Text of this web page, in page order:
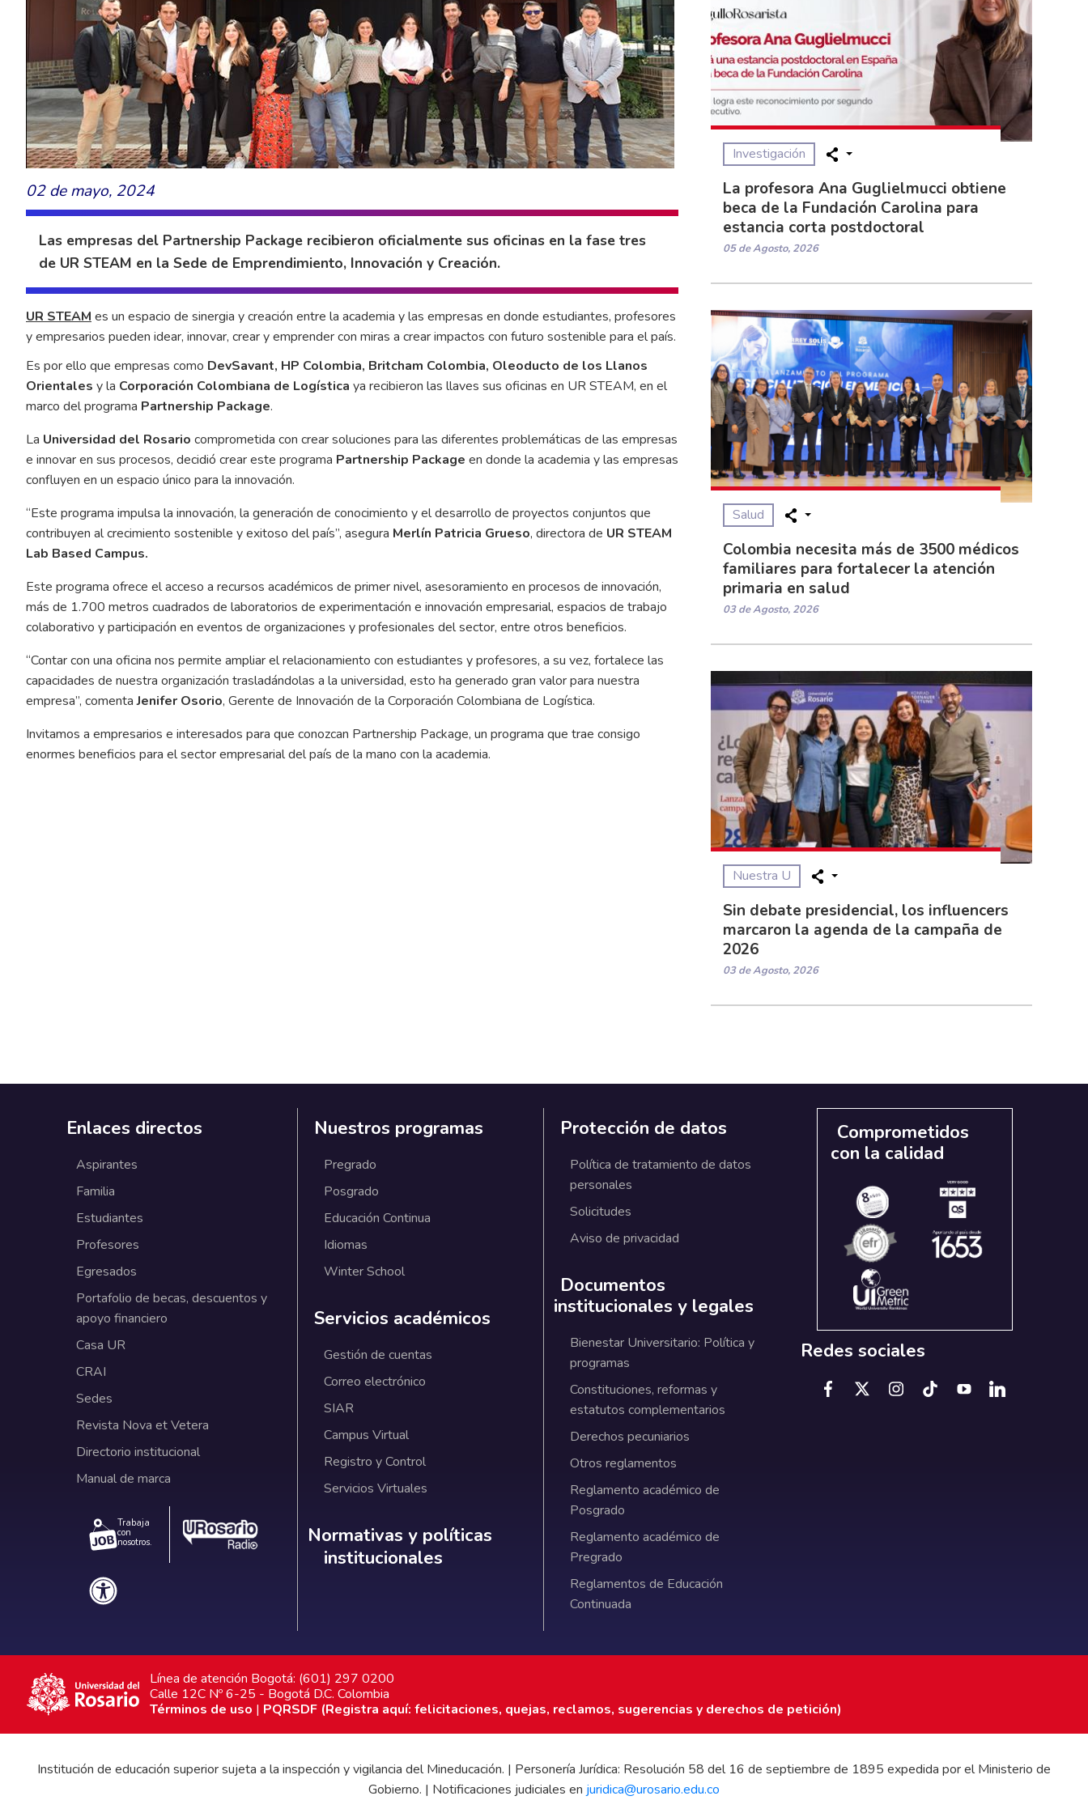
02 de mayo, 2024
Las empresas del Partnership Package recibieron oficialmente sus oficinas en la fase tres
de UR STEAM en la Sede de Emprendimiento, Innovación y Creación.
UR STEAM es un espacio de sinergia y creación entre la academia y las empresas en donde estudiantes, profesores
y empresarios pueden idear, innovar, crear y emprender con miras a crear impactos con futuro sostenible para el país.
Es por ello que empresas como DevSavant, HP Colombia, Britcham Colombia, Oleoducto de los Llanos
Orientales y la Corporación Colombiana de Logística ya recibieron las llaves sus oficinas en UR STEAM, en el
marco del programa Partnership Package.
La Universidad del Rosario comprometida con crear soluciones para las diferentes problemáticas de las empresas
e innovar en sus procesos, decidió crear este programa Partnership Package en donde la academia y las empresas
confluyen en un espacio único para la innovación.
“Este programa impulsa la innovación, la generación de conocimiento y el desarrollo de proyectos conjuntos que
contribuyen al crecimiento sostenible y exitoso del país”, asegura Merlín Patricia Grueso, directora de UR STEAM
Lab Based Campus.
Este programa ofrece el acceso a recursos académicos de primer nivel, asesoramiento en procesos de innovación,
más de 1.700 metros cuadrados de laboratorios de experimentación e innovación empresarial, espacios de trabajo
colaborativo y participación en eventos de organizaciones y profesionales del sector, entre otros beneficios.
“Contar con una oficina nos permite ampliar el relacionamiento con estudiantes y profesores, a su vez, fortalece las
capacidades de nuestra organización trasladándolas a la universidad, esto ha generado gran valor para nuestra
empresa”, comentaJenifer Osorio, Gerente de Innovación de la Corporación Colombiana de Logística.
Invitamos a empresarios e interesados para que conozcan Partnership Package, un programa que trae consigo
enormes beneficios para el sector empresarial del país de la mano con la academia.
Investigación
La profesora Ana Guglielmucci obtiene
beca de la Fundación Carolina para
estancia corta postdoctoral
05 de Agosto, 2026
Salud
Colombia necesita más de 3500 médicos
familiares para fortalecer la atención
primaria en salud
03 de Agosto, 2026
Nuestra U
Sin debate presidencial, los influencers
marcaron la agenda de la campaña de
2026
03 de Agosto, 2026
Enlaces directos
Aspirantes
Familia
Estudiantes
Profesores
Egresados
Portafolio de becas, descuentos y
apoyo financiero
Casa UR
CRAI
Sedes
Revista Nova et Vetera
Directorio institucional
Manual de marca
Trabaja
con
nosotros.
Nuestros programas
Pregrado
Posgrado
Educación Continua
Idiomas
Winter School
Servicios académicos
Gestión de cuentas
Correo electrónico
SIAR
Campus Virtual
Registro y Control
Servicios Virtuales
Normativas y políticas institucionales
Normativas y políticas
institucionales
Protección de datos
Política de tratamiento de datos
personales
Solicitudes
Aviso de privacidad
Documentos
institucionales y legales
Bienestar Universitario: Política y
programas
Constituciones, reformas y
estatutos complementarios
Derechos pecuniarios
Otros reglamentos
Reglamento académico de
Posgrado
Reglamento académico de
Pregrado
Reglamentos de Educación
Continuada
Comprometidos
con la calidad
Redes sociales
Línea de atención Bogotá: (601) 297 0200
Calle 12C Nº 6-25 - Bogotá D.C. Colombia
Términos de uso | PQRSDF (Registra aquí: felicitaciones, quejas, reclamos, sugerencias y derechos de petición)
Institución de educación superior sujeta a la inspección y vigilancia del Mineducación. | Personería Jurídica: Resolución 58 del 16 de septiembre de 1895 expedida por el Ministerio de
Gobierno. | Notificaciones judiciales en juridica@urosario.edu.co